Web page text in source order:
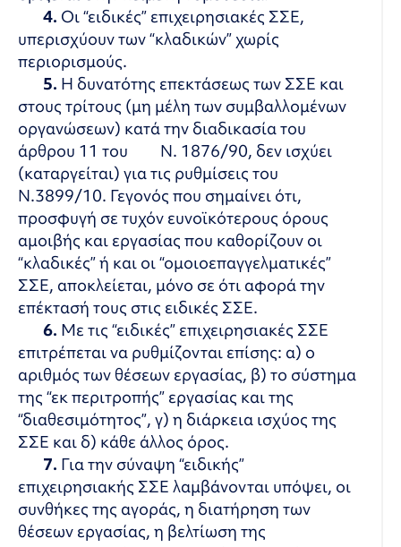
4. Οι “ειδικές” επιχειρησιακές ΣΣΕ,
υπερισχύουν των “κλαδικών” χωρίς
περιορισμούς.
5. Η δυνατότης επεκτάσεως των ΣΣΕ και
στους τρίτους (μη μέλη των συμβαλλομένων
οργανώσεων) κατά την διαδικασία του
άρθρου 11 του Ν. 1876/90, δεν ισχύει
(καταργείται) για τις ρυθμίσεις του
Ν.3899/10. Γεγονός που σημαίνει ότι,
προσφυγή σε τυχόν ευνοϊκότερους όρους
αμοιβής και εργασίας που καθορίζουν οι
“κλαδικές” ή και οι “ομοιοεπαγγελματικές”
ΣΣΕ, αποκλείεται, μόνο σε ότι αφορά την
επέκτασή τους στις ειδικές ΣΣΕ.
6. Με τις “ειδικές” επιχειρησιακές ΣΣΕ
επιτρέπεται να ρυθμίζονται επίσης: α) ο
αριθμός των θέσεων εργασίας, β) το σύστημα
της “εκ περιτροπής” εργασίας και της
“διαθεσιμότητος”, γ) η διάρκεια ισχύος της
ΣΣΕ και δ) κάθε άλλος όρος.
7. Για την σύναψη “ειδικής”
επιχειρησιακής ΣΣΕ λαμβάνονται υπόψει, οι
συνθήκες της αγοράς, η διατήρηση των
θέσεων εργασίας, η βελτίωση της